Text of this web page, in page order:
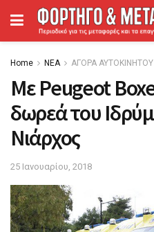
Home ΝΕΑ ΑΓΟΡΑ ΑΥΤΟΚΙΝΗΤΟΥ
Με Peugeot
δωρεά του
Νιάρχος
25 Ιανουαρίου, 2018